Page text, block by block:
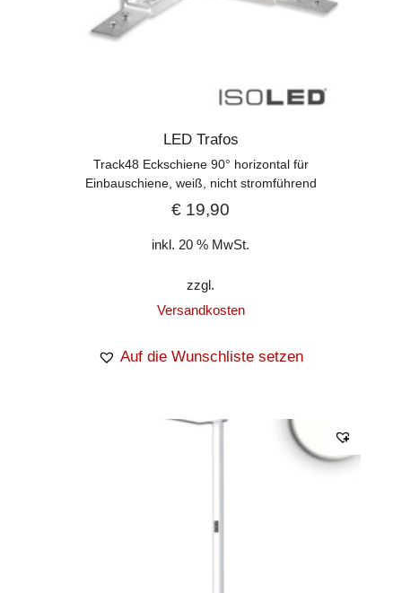
LED Trafos
Track48 Eckschiene 90° horizontal für
Einbauschiene, weiß, nicht stromführend
€ 19,90
inkl. 20 % MwSt.
zzgl.
Versandkosten
Auf die Wunschliste setzen